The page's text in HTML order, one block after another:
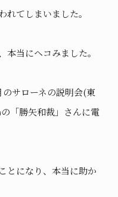
てしまいました。
当にヘコみました。
サローネの説明会(東
「勝矢和裁」さんに電
とになり、本当に助か